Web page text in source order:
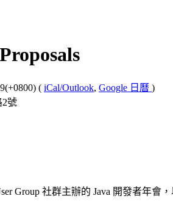
( iCal/Outlook, Google 日曆 )
2號
Group 社群主辦的 Java 開發者年